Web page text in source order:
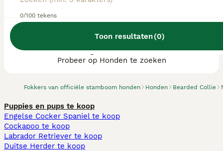
0/100 tekens
Toon resultaten(0)
Fokkers van officiële stamboom honden Honden Bearded Collie
We hebben 0 Bearded Collie fokkers, Goirle
gevonden.
Probeer op Honden te zoeken
Puppies en pups te koop
Engelse Cocker Spaniel te koop
Cockapoo te koop
Labrador Retriever te koop
Duitse Herder te koop